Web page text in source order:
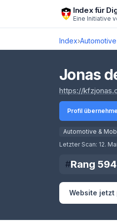
Zum Hauptinhalt springen
Index für
Eine Initiative
Index›
Score lädt
Jonas
https://
Profil
Automotive &
Letzter Scan: 12.
#Rang 594
Website